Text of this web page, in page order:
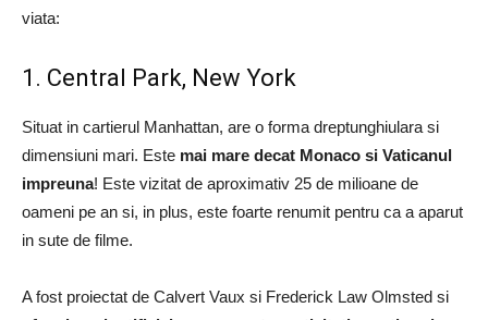
viata:
1. Central Park, New York
Situat in cartierul Manhattan, are o forma dreptunghiulara si
dimensiuni mari. Este mai mare decat Monaco si Vaticanul
impreuna! Este vizitat de aproximativ 25 de milioane de
oameni pe an si, in plus, este foarte renumit pentru ca a aparut
in sute de filme.
A fost proiectat de Calvert Vaux si Frederick Law Olmsted si